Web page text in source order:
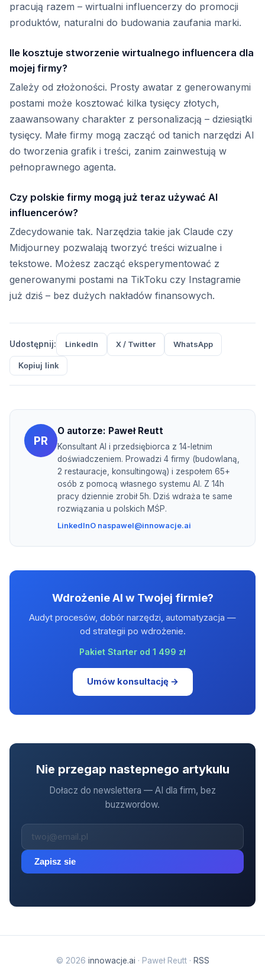
pracują razem – wirtualni influencerzy do promocji
produktów, naturalni do budowania zaufania marki.
Ile kosztuje stworzenie wirtualnego influencera dla
mojej firmy?
Zależy od złożoności. Prosty awatar z generowanymi
postami może kosztować kilka tysięcy złotych,
zaawansowany charakter z personalizacją – dziesiątki
tysięcy. Małe firmy mogą zacząć od tanich narzędzi AI
do tworzenia grafik i treści, zanim zainwestują w
pełnoprawnego agenta.
Czy polskie firmy mogą już teraz używać AI
influencerów?
Zdecydowanie tak. Narzędzia takie jak Claude czy
Midjourney pozwalają tworzyć treści wizualne i
tekstowe. Możesz zacząć eksperymentować z
generowanymi postami na TikToku czy Instagramie
już dziś – bez dużych nakładów finansowych.
Udostępnij: LinkedIn X / Twitter WhatsApp
Kopiuj link
PR
O autorze: Paweł Reutt
Konsultant AI i przedsiębiorca z 14-letnim
doświadczeniem. Prowadzi 4 firmy (budowlaną,
2 restauracje, konsultingową) i zespołem 65+
osób z pomocą własnego systemu AI. Z 14h
pracy dziennie zrobił 5h. Dziś wdraża te same
rozwiązania u polskich MŚP.
LinkedInO naspawel@innowacje.ai
Wdrożenie AI w Twojej firmie?
Audyt procesów, dobór narzędzi, automatyzacja —
od strategii po wdrożenie.
Pakiet Starter od 1 499 zł
Umów konsultację →
Nie przegap nastepnego artykulu
Dołacz do newslettera — AI dla firm, bez
buzzwordow.
Zapisz sie
© 2026 innowacje.ai · Paweł Reutt · RSS